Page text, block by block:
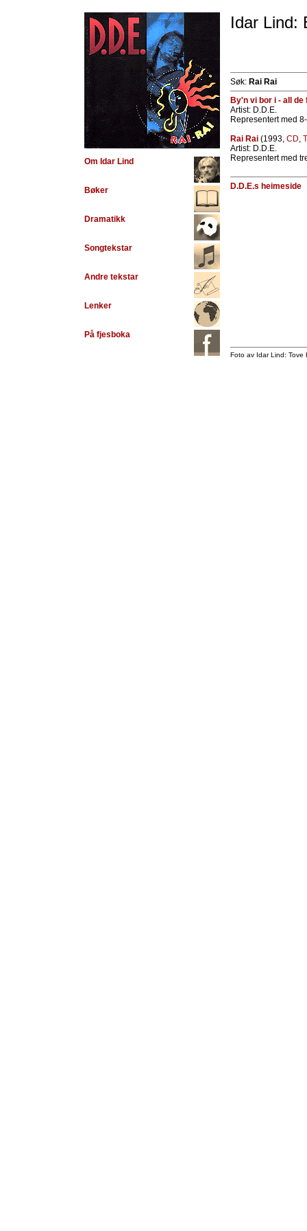
Om Idar Lind
Bøker
Dramatikk
Songtekstar
Andre tekstar
Lenker
På fjesboka
Idar Lind:
Søk: Rai Rai
By'n vi bor i - all de
Artist: D.D.E.
Representert med
Rai Rai (1993, CD,
Artist: D.D.E.
Representert med
D.D.E.s heimeside
Foto av Idar Lind: Tove